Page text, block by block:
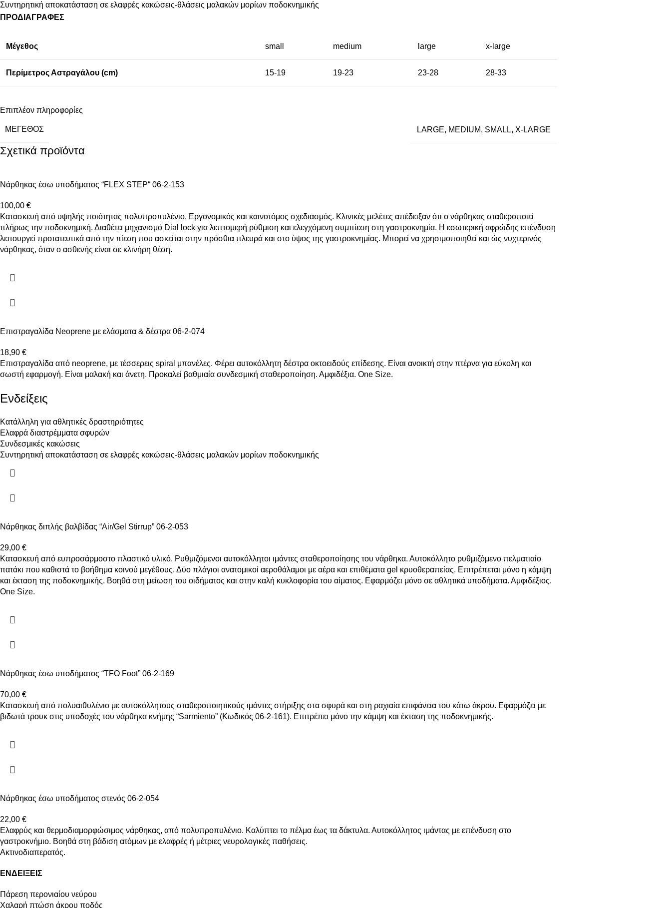
Συντηρητική αποκατάσταση σε ελαφρές κακώσεις-θλάσεις μαλακών μορίων ποδοκνημικής
ΠΡΟΔΙΑΓΡΑΦΕΣ
Μέγεθος small medium large x-large
Περίμετρος Αστραγάλου (cm) 15-19 19-23 23-28 28-33
Επιπλέον πληροφορίες
ΜΈΓΕΘΟΣ LARGE, MEDIUM, SMALL, X-LARGE
Σχετικά προϊόντα
Nάρθηκας έσω υποδήματος “FLEX STEP“ 06-2-153
100,00 €
Κατασκευή από υψηλής ποιότητας πολυπροπυλένιο. Εργονομικός και καινοτόμος σχεδιασμός. Κλινικές μελέτες απέδειξαν ότι ο νάρθηκας σταθεροποιεί
πλήρως την ποδοκνημική. Διαθέτει μηχανισμό Dial lock για λεπτομερή ρύθμιση και ελεγχόμενη συμπίεση στη γαστροκνημία. Η εσωτερική αφρώδης επένδυση
λειτουργεί προτατευτικά από την πίεση που ασκείται στην πρόσθια πλευρά και στο ύψος της γαστροκνημίας. Μπορεί να χρησιμοποιηθεί και ώς νυχτερινός
νάρθηκας, όταν ο ασθενής είναι σε κλινήρη θέση.
Επιστραγαλίδα Neoprene με ελάσματα & δέστρα 06-2-074
18,90 €
Επιστραγαλίδα από neoprene, με τέσσερεις spiral μπανέλες. Φέρει αυτοκόλλητη δέστρα οκτοειδούς επίδεσης. Είναι ανοικτή στην πτέρνα για εύκολη και
σωστή εφαρμογή. Είναι μαλακή και άνετη. Προκαλεί βαθμιαία συνδεσμική σταθεροποίηση. Αμφιδέξια. One Size.
Ενδείξεις
Κατάλληλη για αθλητικές δραστηριότητες
Ελαφρά διαστρέμματα σφυρών
Συνδεσμικές κακώσεις
Συντηρητική αποκατάσταση σε ελαφρές κακώσεις-θλάσεις μαλακών μορίων ποδοκνημικής
Νάρθηκας διπλής βαλβίδας “Air/Gel Stirrup” 06-2-053
29,00 €
Κατασκευή από ευπροσάρμοστο πλαστικό υλικό. Ρυθμιζόμενοι αυτοκόλλητοι ιμάντες σταθεροποίησης του νάρθηκα. Αυτοκόλλητο ρυθμιζόμενο πελματιαίο
πατάκι που καθιστά το βοήθημα κοινού μεγέθους. Δύο πλάγιοι ανατομικοί αεροθάλαμοι με αέρα και επιθέματα gel κρυοθεραπείας. Επιτρέπεται μόνο η κάμψη
και έκταση της ποδοκνημικής. Βοηθά στη μείωση του οιδήματος και στην καλή κυκλοφορία του αίματος. Εφαρμόζει μόνο σε αθλητικά υποδήματα. Αμφιδέξιος.
One Size.
Νάρθηκας έσω υποδήματος “TFO Foot” 06-2-169
70,00 €
Κατασκευή από πολυαιθυλένιο με αυτοκόλλητους σταθεροποιητικούς ιμάντες στήριξης στα σφυρά και στη ραχιαία επιφάνεια του κάτω άκρου. Εφαρμόζει με
βιδωτά τρουκ στις υποδοχές του νάρθηκα κνήμης “Sarmiento” (Κωδικός 06-2-161). Επιτρέπει μόνο την κάμψη και έκταση της ποδοκνημικής.
Νάρθηκας έσω υποδήματος στενός 06-2-054
22,00 €
Ελαφρύς και θερμοδιαμορφώσιμος νάρθηκας, από πολυπροπυλένιο. Καλύπτει το πέλμα έως τα δάκτυλα. Αυτοκόλλητος ιμάντας με επένδυση στο
γαστροκνήμιο. Βοηθά στη βάδιση ατόμων με ελαφρές ή μέτριες νευρολογικές παθήσεις.
Ακτινοδιαπερατός.
ΕΝΔΕΙΞΕΙΣ
Πάρεση περονιαίου νεύρου
Χαλαρή πτώση άκρου ποδός